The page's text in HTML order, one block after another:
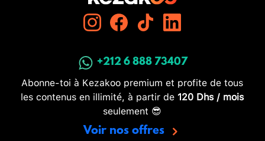
+212 6 888 73407
Abonne-toi à Kezakoo premium et profite de tous
les contenus en illimité, à partir de 120 Dhs / mois
seulement 😎
Voir nos offres